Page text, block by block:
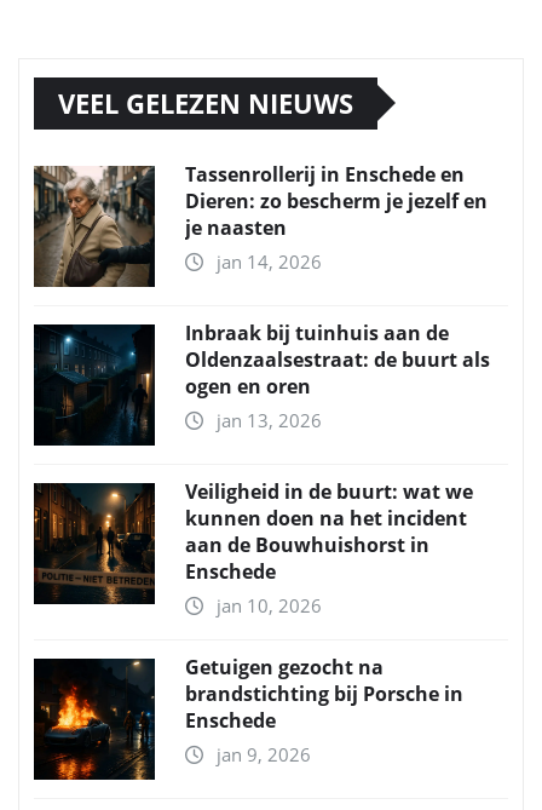
VEEL GELEZEN NIEUWS
Tassenrollerij in Enschede en
Dieren: zo bescherm je jezelf en
je naasten
jan 14, 2026
Inbraak bij tuinhuis aan de
Oldenzaalsestraat: de buurt als
ogen en oren
jan 13, 2026
Veiligheid in de buurt: wat we
kunnen doen na het incident
aan de Bouwhuishorst in
Enschede
jan 10, 2026
Getuigen gezocht na
brandstichting bij Porsche in
Enschede
jan 9, 2026